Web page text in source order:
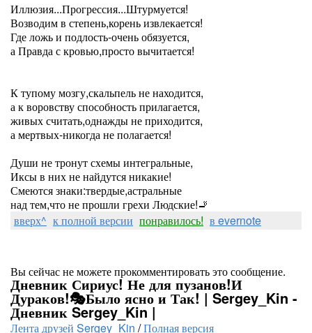
Иллюзия...Прогрессия...Штурмуется!
Возводим в степень,корень извлекается!
Где ложь и подлость-очень обязуется,
а Правда с кровью,просто вычитается!
К тупому мозгу,скальпель не находится,
а к воровству способность прилагается,
живых считать,однажды не приходится,
а мертвых-никогда не полагается!
Души не тронут схемы интегральные,
Иксы в них не найдутся никакие!
Смеются знаки:твердые,астральные
над тем,что не прошли грехи Людские!🚬
вверх^ к полной версии понравилось! в evernote
Вы сейчас не можете прокомментировать это сообщение.
Дневник Сириус! Не для пузанов!И
Дураков!🎭Было ясно и Так! | Sergey_Kin -
Дневник Sergey_Kin |
Лента друзей Sergey_Kin /Полная версия